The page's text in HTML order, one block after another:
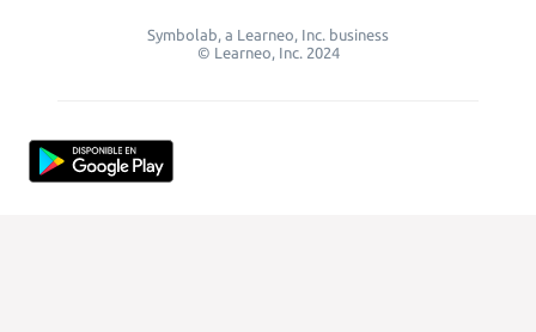
Symbolab, a Learneo, Inc. business
© Learneo, Inc. 2024